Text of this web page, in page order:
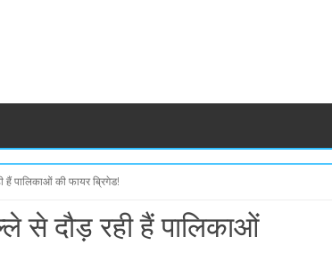
हैं पालिकाओं की फायर ब्रिगेड!
से दौड़ रही हैं पालिकाओं